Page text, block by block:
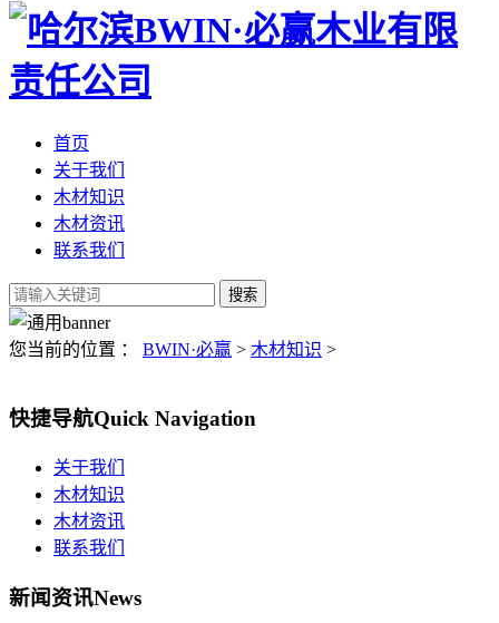
首页
关于我们
木材知识
木材资讯
联系我们
您当前的位置 ： BWIN·必赢 > 木材知识 >
快捷导航Quick Navigation
关于我们
木材知识
木材资讯
联系我们
新闻资讯News